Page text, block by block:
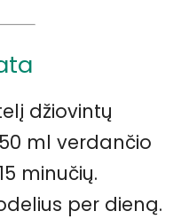
džiovintų
ml verdančio
minučių.
per dieną.